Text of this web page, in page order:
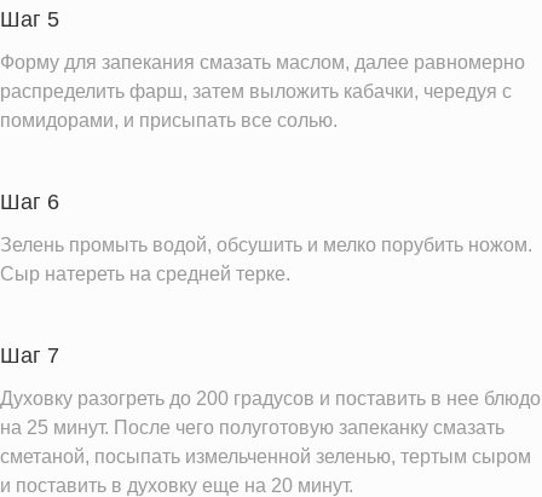
Шаг 5
Форму для запекания смазать маслом, далее равномерно
распределить фарш, затем выложить кабачки, чередуя с
помидорами, и присыпать все солью.
Шаг 6
Зелень промыть водой, обсушить и мелко порубить ножом.
Сыр натереть на средней терке.
Шаг 7
Духовку разогреть до 200 градусов и поставить в нее блюдо
на 25 минут. После чего полуготовую запеканку смазать
сметаной, посыпать измельченной зеленью, тертым сыром
и поставить в духовку еще на 20 минут.